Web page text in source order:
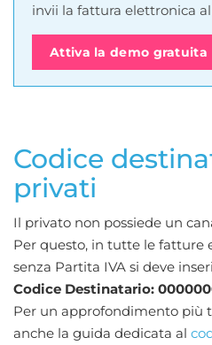
invii la fattura elettronica
Attiva la demo gratuita
Codice
privati
Il privato non possiede un
Per questo, in tutte le fatture
senza Partita IVA si deve
Codice Destinatario:
Per un approfondimento più
anche la guida dedicata al